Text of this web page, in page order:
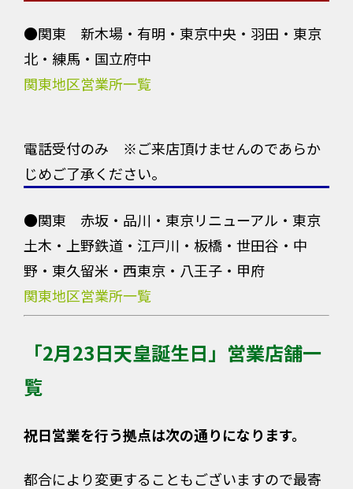
●関東 新木場・有明・東京中央・羽田・東京
北・練馬・国立府中
関東地区営業所一覧
電話受付のみ ※ご来店頂けませんのであらか
じめご了承ください。
●関東 赤坂・品川・東京リニューアル・東京
土木・上野鉄道・江戸川・板橋・世田谷・中
野・東久留米・西東京・八王子・甲府
関東地区営業所一覧
「2月23日天皇誕生日」営業店舗一
覧
祝日営業を行う拠点は次の通りになります。
都合により変更することもございますので最寄